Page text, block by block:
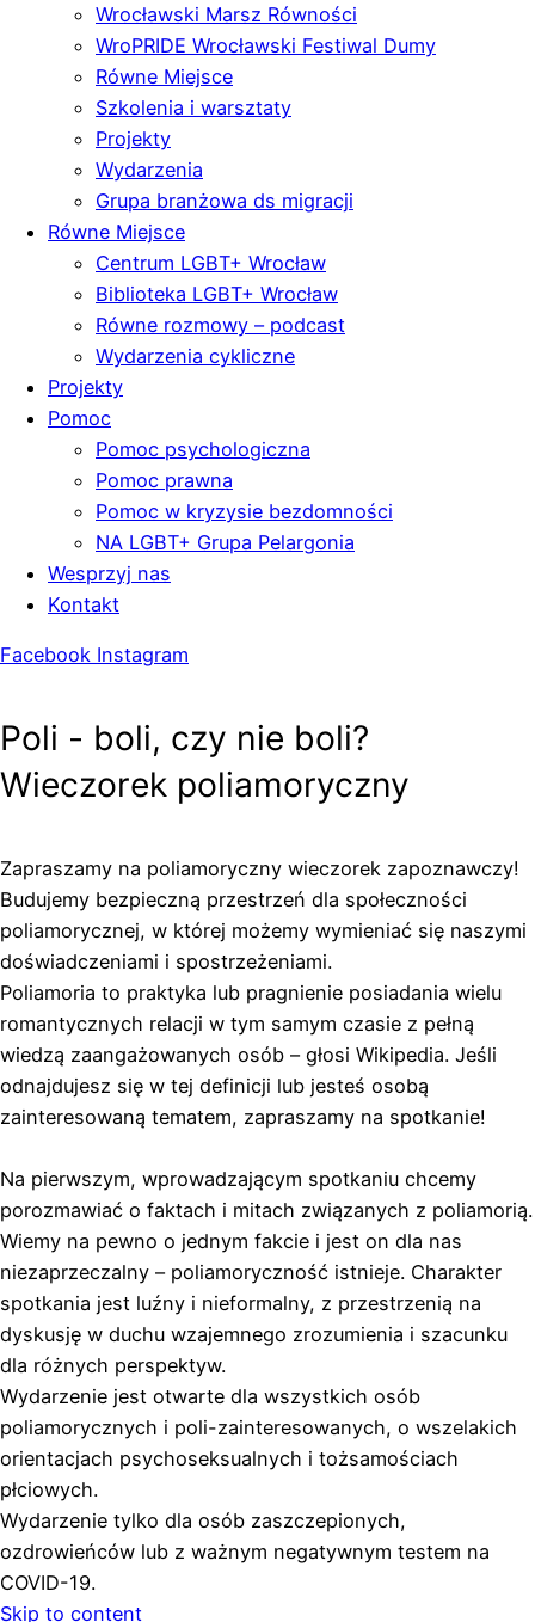
Wrocławski Marsz Równości
WroPRIDE Wrocławski Festiwal Dumy
Równe Miejsce
Szkolenia i warsztaty
Projekty
Wydarzenia
Grupa branżowa ds migracji
Równe Miejsce
Centrum LGBT+ Wrocław
Biblioteka LGBT+ Wrocław
Równe rozmowy – podcast
Wydarzenia cykliczne
Projekty
Pomoc
Pomoc psychologiczna
Pomoc prawna
Pomoc w kryzysie bezdomności
NA LGBT+ Grupa Pelargonia
Wesprzyj nas
Kontakt
Facebook Instagram
Poli - boli, czy nie boli?
Wieczorek poliamoryczny
Zapraszamy na poliamoryczny wieczorek zapoznawczy!
Budujemy bezpieczną przestrzeń dla społeczności
poliamorycznej, w której możemy wymieniać się naszymi
doświadczeniami i spostrzeżeniami.
Poliamoria to praktyka lub pragnienie posiadania wielu
romantycznych relacji w tym samym czasie z pełną
wiedzą zaangażowanych osób – głosi Wikipedia. Jeśli
odnajdujesz się w tej definicji lub jesteś osobą
zainteresowaną tematem, zapraszamy na spotkanie!
Na pierwszym, wprowadzającym spotkaniu chcemy
porozmawiać o faktach i mitach związanych z poliamorią.
Wiemy na pewno o jednym fakcie i jest on dla nas
niezaprzeczalny – poliamoryczność istnieje. Charakter
spotkania jest luźny i nieformalny, z przestrzenią na
dyskusję w duchu wzajemnego zrozumienia i szacunku
dla różnych perspektyw.
Wydarzenie jest otwarte dla wszystkich osób
poliamorycznych i poli-zainteresowanych, o wszelakich
orientacjach psychoseksualnych i tożsamościach
płciowych.
Wydarzenie tylko dla osób zaszczepionych,
ozdrowieńców lub z ważnym negatywnym testem na
COVID-19.
Skip to content